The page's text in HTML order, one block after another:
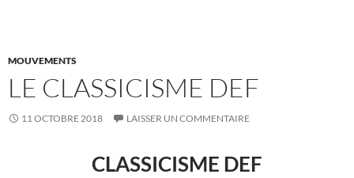
MOUVEMENTS
LE CLASSICISME DEF
11 OCTOBRE 2018 LAISSER UN COMMENTAIRE
CLASSICISME DEF